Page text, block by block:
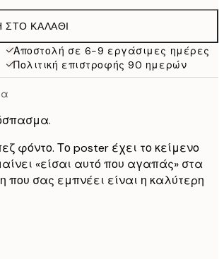
19,95 €
27,45 €
16,23 €
32,45 €
ΚΑΛΆΘΙ
Αποστολή σε 6-9 εργάσιμες ημέρες
Πολιτική επιστροφής 90 ημερών
φόντο. Το poster έχει το κείμενο
«είσαι αυτό που αγαπάς» στα
σας εμπνέει είναι η καλύτερη